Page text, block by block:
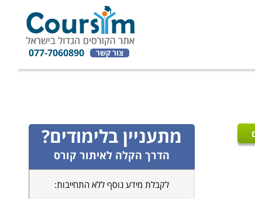
צור קשר 077-7060890
מתעניין בלימודים?
הדרך הקלה לאיתור קורס
לקבלת מידע נוסף ללא התחייבות: